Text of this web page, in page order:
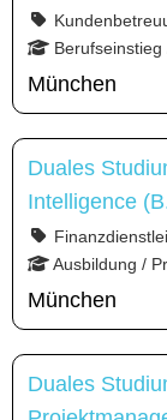
München
Duales
Intelligence
Ausbildung /
München
Duales